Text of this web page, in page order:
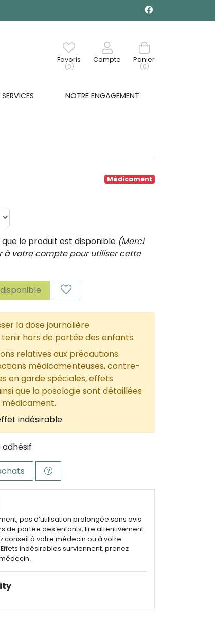
Favoris
(0)
Compte
Panier
(0)
NOTRE ENGAGEMENT
Médicament
le produit est disponible (Merci
à votre compte pour utiliser cette
la dose journalière
hors de portée des enfants.
relatives aux précautions
médicamenteuses, contre-
en garde spéciales, effets
que la posologie sont détaillées
indésirable
adhésif
pas d’utilisation prolongée sans avis
de portée des enfants, lire attentivement
conseil à votre médecin ou à votre
indésirables surviennent, prenez